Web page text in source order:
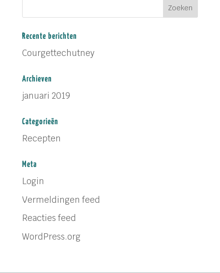
Recente berichten
Courgettechutney
Archieven
januari 2019
Categorieën
Recepten
Meta
Login
Vermeldingen feed
Reacties feed
WordPress.org